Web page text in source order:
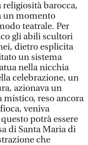
religiosità barocca,
un momento
teatrale. Per
gli abili scultori
dietro esplicita
un sistema
nella nicchia
celebrazione, un
azionava un
mistico, reso ancora
veniva
potrà essere
di Santa Maria di
che